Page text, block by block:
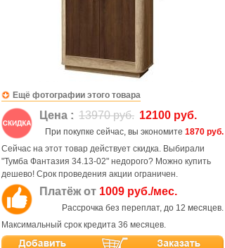
Ещё фотографии этого товара
Цена : 13970 руб. 12100 руб.
При покупке сейчас, вы экономите 1870 руб.
Сейчас на этот товар действует скидка. Выбирали
"Тумба Фантазия 34.13-02" недорого? Можно купить
дешево! Срок проведения акции ограничен.
Платёж от 1009 руб./мес.
Рассрочка без переплат, до 12 месяцев.
Максимальный срок кредита 36 месяцев.